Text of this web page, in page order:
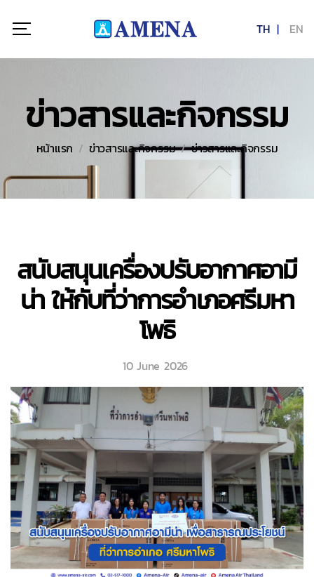
TH EN
ข่าวสารและกิจกรรม
หน้าแรก ข่าวสารและกิจกรรม ข่าวสารและกิจกรรม
สนับสนุนเครื่องปรับอากาศอามี
น่า ให้กับที่ว่าการอำเภอศรีมหา
โพธิ
10 June 2026